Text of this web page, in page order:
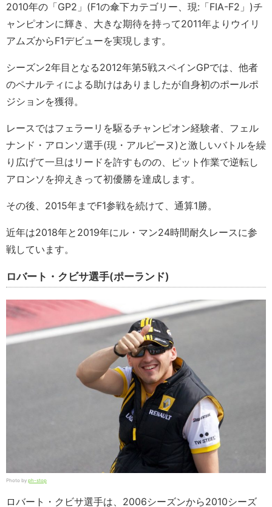
2010年の「GP2」(F1の傘下カテゴリー、現:「FIA-F2」)チ
ャンピオンに輝き、大きな期待を持って2011年よりウイリ
アムズからF1デビューを実現します。
シーズン2年目となる2012年第5戦スペインGPでは、他者
のペナルティによる助けはありましたが自身初のポールポ
ジションを獲得。
レースではフェラーリを駆るチャンピオン経験者、フェル
ナンド・アロンソ選手(現・アルピーヌ)と激しいバトルを繰
り広げて一旦はリードを許すものの、ピット作業で逆転し
アロンソを抑えきって初優勝を達成します。
その後、2015年までF1参戦を続けて、通算1勝。
近年は2018年と2019年にル・マン24時間耐久レースに参
戦しています。
ロバート・クビサ選手(ポーランド)
Photo by ph-stop
ロバート・クビサ選手は、2006シーズンから2010シーズ